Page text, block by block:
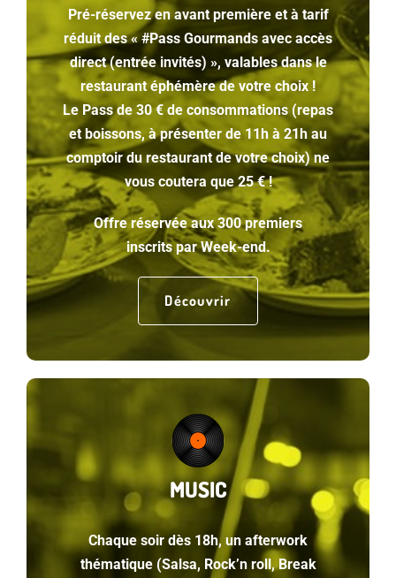
Pré-réservez en avant première et à tarif
réduit des « #Pass Gourmands avec accès
direct (entrée invités) », valables dans le
restaurant éphémère de votre choix !
Le Pass de 30 € de consommations (repas
et boissons, à présenter de 11h à 21h au
comptoir du restaurant de votre choix) ne
vous coutera que 25 € !
Offre réservée aux 300 premiers
inscrits par Week-end.
Découvrir
MUSIC
Chaque soir dès 18h, un afterwork
thématique (Salsa, Rock’n roll, Break